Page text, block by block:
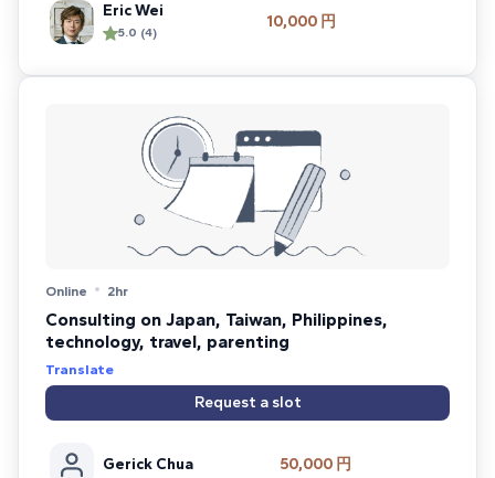
Eric Wei
5.0 (4)
10,000 円
Online 2hr
Consulting on Japan, Taiwan, Philippines,
technology, travel, parenting
Translate
Request a slot
Gerick Chua 50,000 円